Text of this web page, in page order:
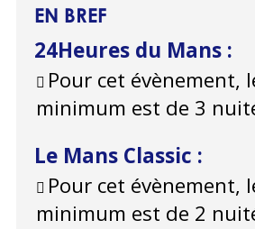
EN BREF
24Heures du Mans :
Pour cet évènement,
minimum est de 3
Le Mans Classic :
Pour cet évènement,
minimum est de 2